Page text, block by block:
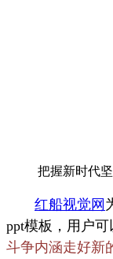
把握新时代
红船视觉网
ppt模板，用户
斗争内涵走好新